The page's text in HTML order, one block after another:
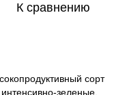
К сравнению
сорт
зеленые,